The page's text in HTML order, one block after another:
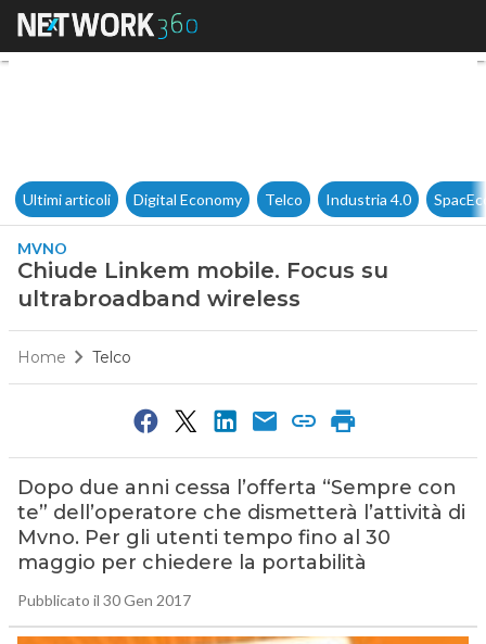
Chiude Linkem mobile.
Ultimi articoli Digital Economy Telco Industria 4.0
MVNO
Chiude Linkem mobile. Focus su
ultrabroadband wireless
Home Telco
Dopo due anni cessa l’offerta “Sempre con
te” dell’operatore che dismetterà l’attività di
Mvno. Per gli utenti tempo fino al 30
maggio per chiedere la portabilità
Pubblicato il 30 Gen 2017